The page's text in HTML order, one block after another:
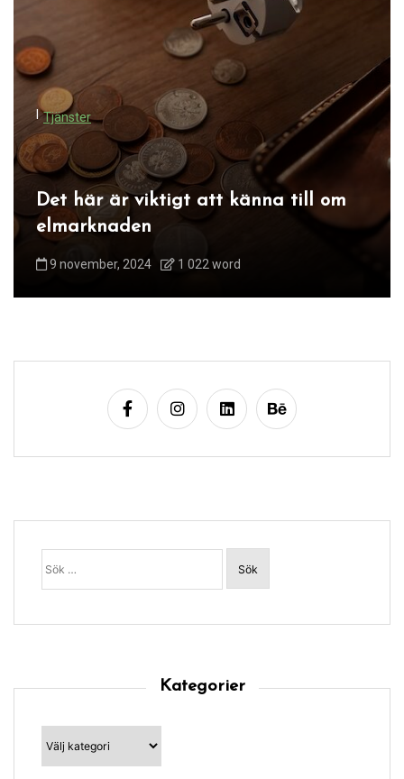
a
v
g
e
i
Tjänster
Det här är viktigt att känna till om
elmarknaden
9 november, 2024 1 022 word
Sök
efter:
Kategorier
Kategorier